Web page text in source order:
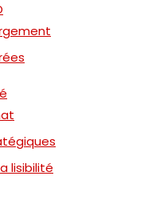
lisibilité